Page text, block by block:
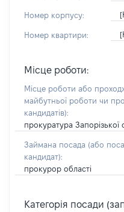
Номер корпусу:
Номер квартири:
Місце роботи:
Місце роботи або
майбутньої роботи чи
кандидатів):
прокуратура Запорізької
Займана посада (або
кандидат):
прокурор області
Категорія посади